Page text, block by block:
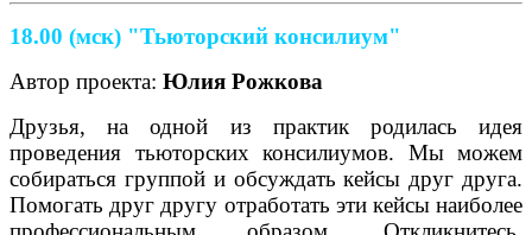
18.00 (мск) "Тьюторский консилиум"
Автор проекта: Юлия Рожкова
Друзья, на одной из практик родилась идея
проведения тьюторских консилиумов. Мы можем
собираться группой и обсуждать кейсы друг друга.
Помогать друг другу отработать эти кейсы наиболее